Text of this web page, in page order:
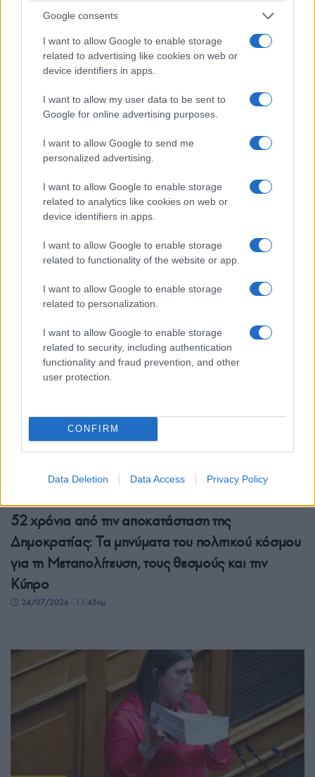
Google consents
I want to allow Google to enable storage
related to advertising like cookies on web or
device identifiers in apps.
I want to allow my user data to be sent to
Google for online advertising purposes.
I want to allow Google to send me
personalized advertising.
I want to allow Google to enable storage
related to analytics like cookies on web or
device identifiers in apps.
I want to allow Google to enable storage
related to functionality of the website or app.
I want to allow Google to enable storage
related to personalization.
I want to allow Google to enable storage
related to security, including authentication
functionality and fraud prevention, and other
user protection.
CONFIRM
Data Deletion Data Access Privacy Policy
εξελίξεις στην Ανατολική Μεσόγειο
25/07/2026 - 3:05μμ
ΠΟΛΙΤΙΚΗ
52η επέτειος Αποκατάστασης της Δημοκρατίας:
Τα πολιτικά «πηγαδάκια» στο Προεδρικό Μέγαρο
και οι εκλογές
24/07/2026 - 11:59μμ
52 χρόνια από την αποκατάσταση της
Δημοκρατίας: Τα μηνύματα του πολιτικού κόσμου
για τη Μεταπολίτευση, τους θεσμούς και την
Κύπρο
24/07/2026 - 11:45πμ